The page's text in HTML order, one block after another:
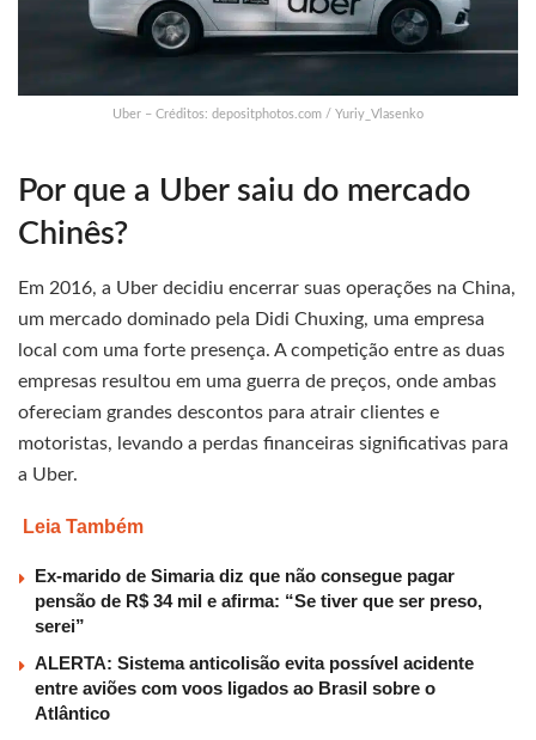
Uber – Créditos: depositphotos.com / Yuriy_Vlasenko
Por que a Uber saiu do mercado
Chinês?
Em 2016, a Uber decidiu encerrar suas operações na China,
um mercado dominado pela Didi Chuxing, uma empresa
local com uma forte presença. A competição entre as duas
empresas resultou em uma guerra de preços, onde ambas
ofereciam grandes descontos para atrair clientes e
motoristas, levando a perdas financeiras significativas para
a Uber.
Leia Também
Ex-marido de Simaria diz que não consegue pagar
pensão de R$ 34 mil e afirma: “Se tiver que ser preso,
serei”
ALERTA: Sistema anticolisão evita possível acidente
entre aviões com voos ligados ao Brasil sobre o
Atlântico